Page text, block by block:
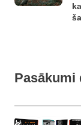
Pasākumi